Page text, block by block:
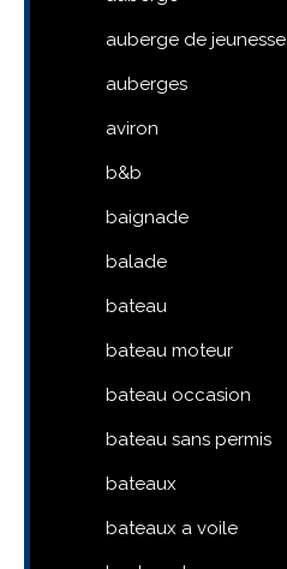
auberge de jeunesse
auberges
aviron
b&b
baignade
balade
bateau
bateau moteur
bateau occasion
bateau sans permis
bateaux
bateaux a voile